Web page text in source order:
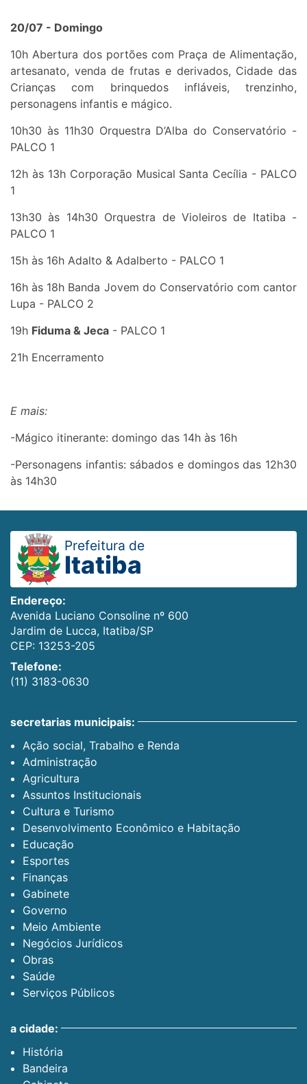
20/07 - Domingo
10h Abertura dos portões com Praça de Alimentação,
artesanato, venda de frutas e derivados, Cidade das
Crianças com brinquedos infláveis, trenzinho,
personagens infantis e mágico.
10h30 às 11h30 Orquestra D’Alba do Conservatório -
PALCO 1
12h às 13h Corporação Musical Santa Cecília - PALCO
1
13h30 às 14h30 Orquestra de Violeiros de Itatiba -
PALCO 1
15h às 16h Adalto & Adalberto - PALCO 1
16h às 18h Banda Jovem do Conservatório com cantor
Lupa - PALCO 2
19h Fiduma & Jeca - PALCO 1
21h Encerramento
E mais:
-Mágico itinerante: domingo das 14h às 16h
-Personagens infantis: sábados e domingos das 12h30
às 14h30
Prefeitura de
Itatiba
Endereço:
Avenida Luciano Consoline nº 600
Jardim de Lucca, Itatiba/SP
CEP: 13253-205
Telefone:
(11) 3183-0630
secretarias municipais:
Ação social, Trabalho e Renda
Administração
Agricultura
Assuntos Institucionais
Cultura e Turismo
Desenvolvimento Econômico e Habitação
Educação
Esportes
Finanças
Gabinete
Governo
Meio Ambiente
Negócios Jurídicos
Obras
Saúde
Serviços Públicos
a cidade:
História
Bandeira